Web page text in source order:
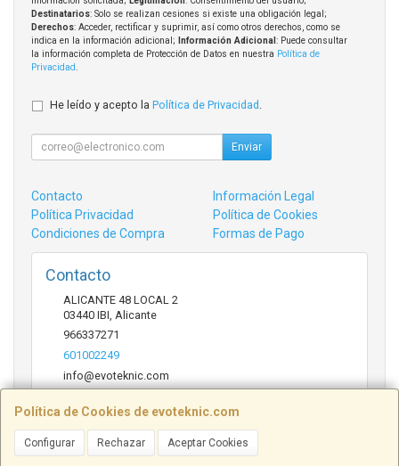
Política de Cookies de evoteknic.com
Configurar Rechazar Aceptar Cookies
Destinatarios: Solo se realizan cesiones si existe una obligación legal;
Derechos: Acceder, rectificar y suprimir, así como otros derechos, como se
indica en la información adicional;
Información Adicional : Puede consultar
la información completa de Protección de Datos en nuestra Política de
Privacidad.
He leído y acepto la Política de Privacidad .
Enviar
Contacto
Información Legal
Política Privacidad
Política de Cookies
Condiciones de Compra
Formas de Pago
Contacto
ALICANTE 48 LOCAL 2
03440 IBI, Alicante
966337271
601002249
info@evoteknic.com
Horario